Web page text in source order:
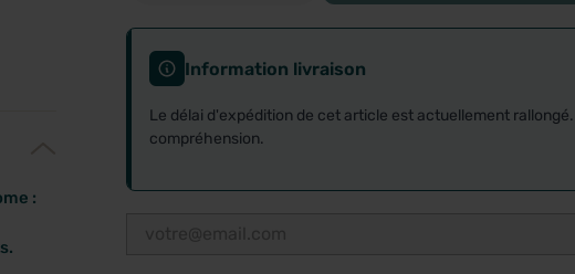
Information livraison
Le délai d'expédition de cet article est actuellement
compréhension.
: